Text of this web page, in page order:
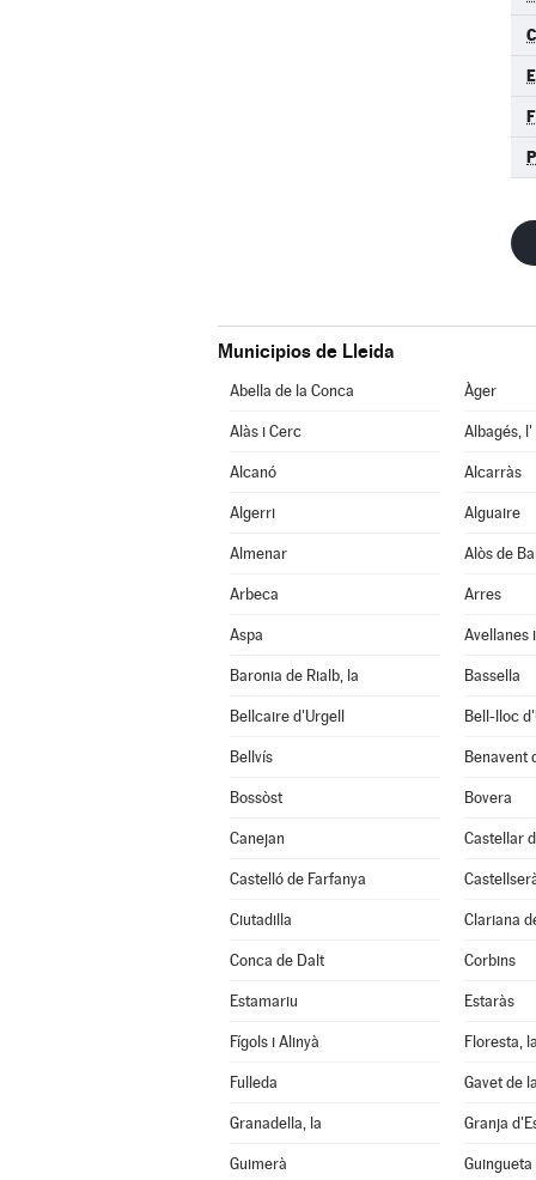
Municipios de Lleida
Abella de la Conca Àger
Alàs i Cerc Albagés, l'
Alcanó Alcarràs
Algerri Alguaire
Almenar Alòs de
Arbeca Arres
Aspa Avellanes
Baronia de Rialb, la Bassella
Bellcaire d'Urgell Bell-lloc
Bellvís Benavent
Bossòst Bovera
Canejan Castellar
Castelló de Farfanya
Ciutadilla Clariana
Conca de Dalt Corbins
Estamariu Estaràs
Fígols i Alinyà Floresta, la
Fulleda Gavet de
Granadella, la Granja
Guimerà Guingueta